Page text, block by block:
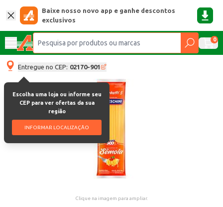
Baixe nosso novo app e ganhe descontos
exclusivos
0
Entregue no CEP: 02170-901
Escolha uma loja ou informe seu
CEP para ver ofertas da sua
região
INFORMAR LOCALIZAÇÃO
Clique na imagem para ampliar.